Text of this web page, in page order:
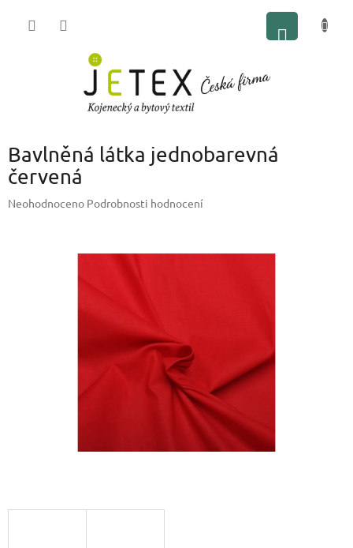
Bavlněná látka jednobarevná
červená
Průměrné
Neohodnoceno Podrobnosti hodnocení